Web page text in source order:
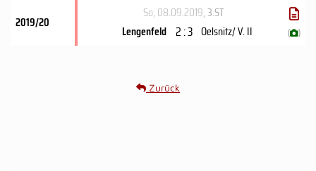
2019/20
So, 08.09.2019, 3.ST
Lengenfeld 2 : 3 Oelsnitz/ V. II ( )
Zurück